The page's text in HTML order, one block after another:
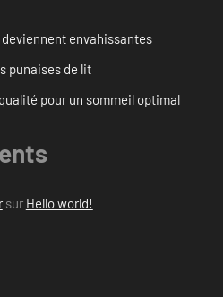
envahissantes
punaises de lit
pour un sommeil optimal
sur Hello world!